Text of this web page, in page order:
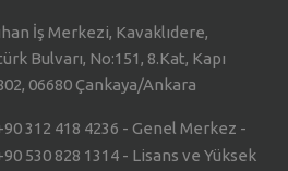
İş Merkezi, Kavaklıdere,
Bulvarı, No:151, 8.Kat, Kapı
06680 Çankaya/Ankara
312 418 4236 - Genel Merkez -
530 828 1314 - Lisans ve Yüksek